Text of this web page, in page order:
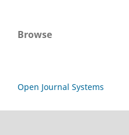
Browse
Open Journal Systems